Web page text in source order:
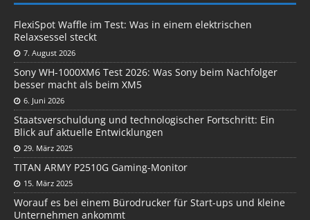
FlexiSpot Waffle im Test: Was in einem elektrischen
Relaxsessel steckt
7. August 2026
Sony WH-1000XM6 Test 2026: Was Sony beim Nachfolger
besser macht als beim XM5
6. Juni 2026
Staatsverschuldung und technologischer Fortschritt: Ein
Blick auf aktuelle Entwicklungen
29. März 2025
TITAN ARMY P2510G Gaming-Monitor
15. März 2025
Worauf es bei einem Bürodrucker für Start-ups und kleine
Unternehmen ankommt